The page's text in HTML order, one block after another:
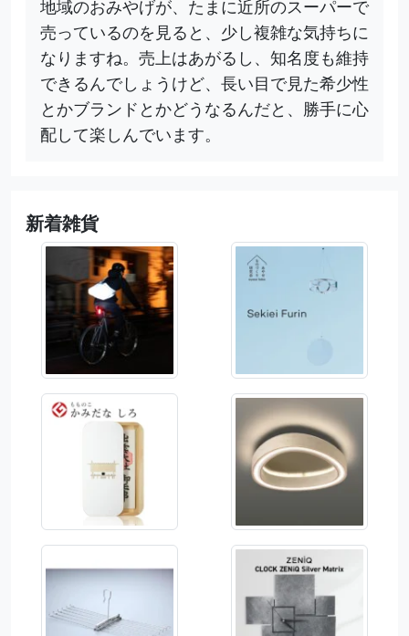
地域のおみやげが、たまに近所のスーパーで
売っているのを見ると、少し複雑な気持ちに
なりますね。売上はあがるし、知名度も維持
できるんでしょうけど、長い目で見た希少性
とかブランドとかどうなるんだと、勝手に心
配して楽しんでいます。
新着雑貨